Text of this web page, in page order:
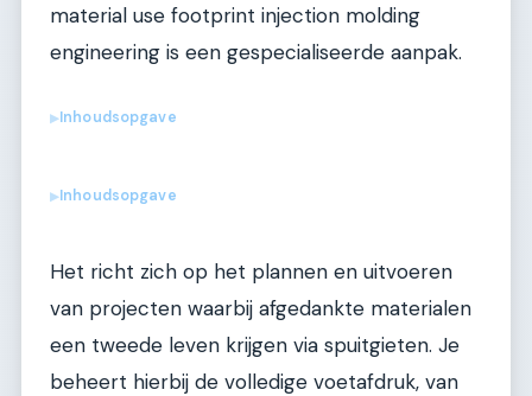
material use footprint injection molding
engineering is een gespecialiseerde aanpak.
▶Inhoudsopgave
▶Inhoudsopgave
Het richt zich op het plannen en uitvoeren
van projecten waarbij afgedankte materialen
een tweede leven krijgen via spuitgieten. Je
beheert hierbij de volledige voetafdruk, van